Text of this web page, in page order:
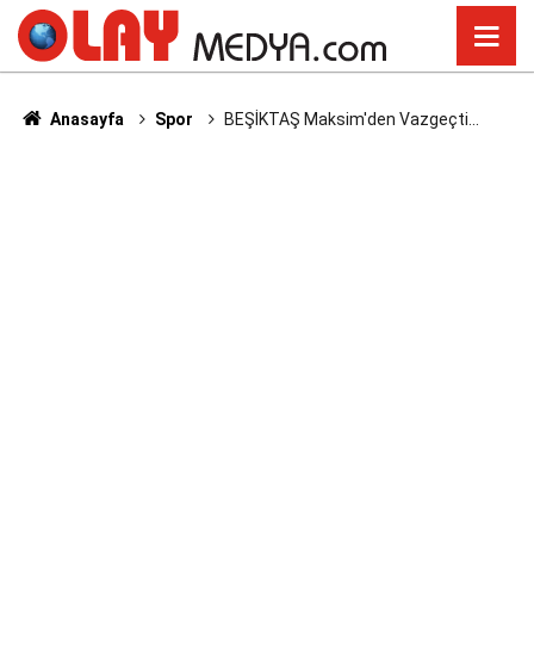
Anasayfa Spor BEŞİKTAŞ Maksim'den Vazgeçti...